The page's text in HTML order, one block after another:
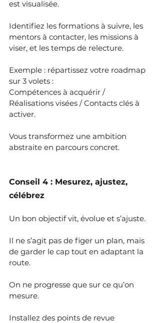
est visualisée.
Identifiez les formations à suivre, les
mentors à contacter, les missions à
viser, et les temps de relecture.
Exemple : répartissez votre roadmap
sur 3 volets :
Compétences à acquérir /
Réalisations visées / Contacts clés à
activer.
Vous transformez une ambition
abstraite en parcours concret.
Conseil 4 : Mesurez, ajustez,
célébrez
Un bon objectif vit, évolue et s’ajuste.
Il ne s’agit pas de figer un plan, mais
de garder le cap tout en adaptant la
route.
On ne progresse que sur ce qu’on
mesure.
Installez des points de revue